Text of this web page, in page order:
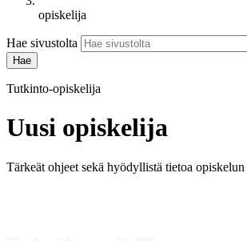
opiskelija
Hae sivustolta
Tutkinto-opiskelija
Uusi opiskelija
Tärkeät ohjeet sekä hyödyllistä tietoa